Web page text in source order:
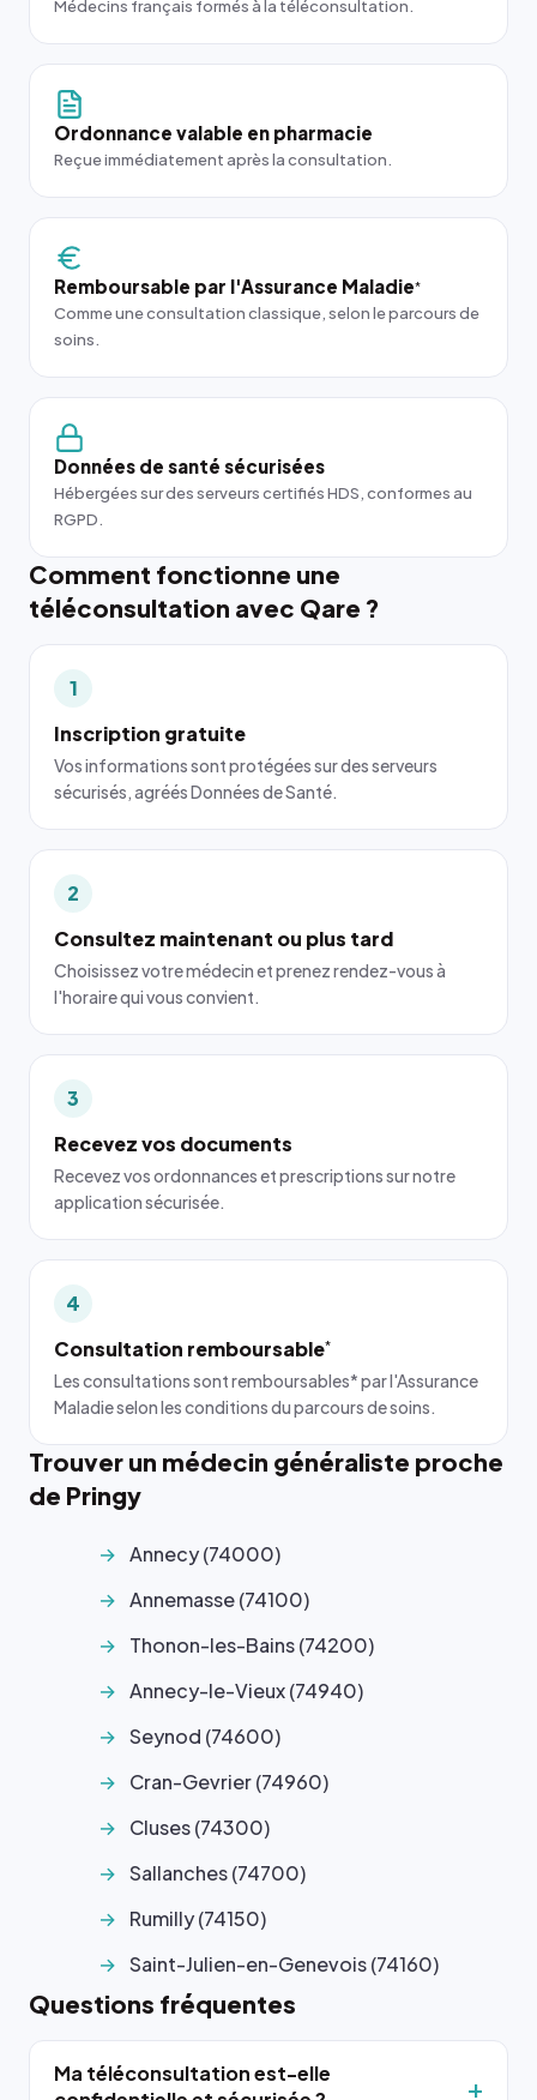
Médecins français formés à la téléconsultation.
Ordonnance valable en pharmacie
Reçue immédiatement après la consultation.
Remboursable par l'Assurance Maladie*
Comme une consultation classique, selon le parcours de
soins.
Données de santé sécurisées
Hébergées sur des serveurs certifiés HDS, conformes au
RGPD.
Comment fonctionne une
téléconsultation avec Qare ?
1
Inscription gratuite
Vos informations sont protégées sur des serveurs
sécurisés, agréés Données de Santé.
2
Consultez maintenant ou plus tard
Choisissez votre médecin et prenez rendez-vous à
l'horaire qui vous convient.
3
Recevez vos documents
Recevez vos ordonnances et prescriptions sur notre
application sécurisée.
4
Consultation remboursable*
Les consultations sont remboursables* par l'Assurance
Maladie selon les conditions du parcours de soins.
Trouver un médecin généraliste proche
de Pringy
Annecy (74000)
Annemasse (74100)
Thonon-les-Bains (74200)
Annecy-le-Vieux (74940)
Seynod (74600)
Cran-Gevrier (74960)
Cluses (74300)
Sallanches (74700)
Rumilly (74150)
Saint-Julien-en-Genevois (74160)
Questions fréquentes
Ma téléconsultation est-elle